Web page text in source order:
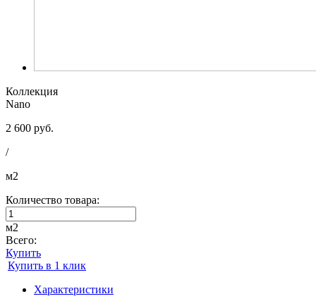
Коллекция
Nano
2 600 руб.
/
м2
Количество товара:
м2
Всего:
Купить
Купить в 1 клик
Характеристики